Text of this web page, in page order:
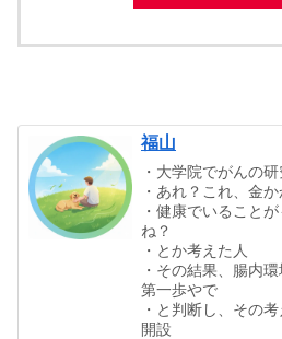
福山
・大学院でがんの
・あれ？これ、金
・健康でいること
ね？
・とか考えた人
・その結果、腸内
第一歩やで
・と判断し、その
開設